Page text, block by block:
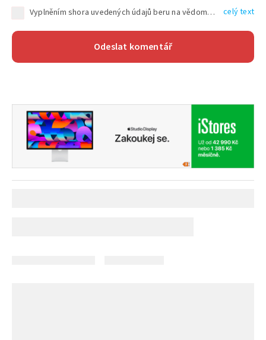
Vyplněním shora uvedených údajů beru na vědomí, že společnost TEXT FACTORY s.r.o., sídlem Brno, Durďákova 336/29, Černá Pole, PSČ: 613 00, IČ: 06157831, zapsané u Krajského soudu v Brně, oddíl C, vložka 100399, bude zpracovávat mé osobní údaje uvedené v rámci mnou vyplněného registračního formuláře na základě oprávněných zájmů TEXT FACTORY s.r.o. dle čl. 6 odst. 1 písm. f) GDPR a pro splnění právních povinností (čl. 6 odst. 1 písm. c) GDPR), a to pro tyto účely: nezbytnost zajistit oprávnění návštěvníka webových stránek provozovaných společností TEXT FACTORY s.r.o. přispívat aktivně ke zveřejněným článkům nebo v rámci diskusních fór a výkon práv TEXT FACTORY s.r.o. jako administrátora těchto diskusních fór. Více informací o zpracování osobních údajů a právech lze nalézt v celý text